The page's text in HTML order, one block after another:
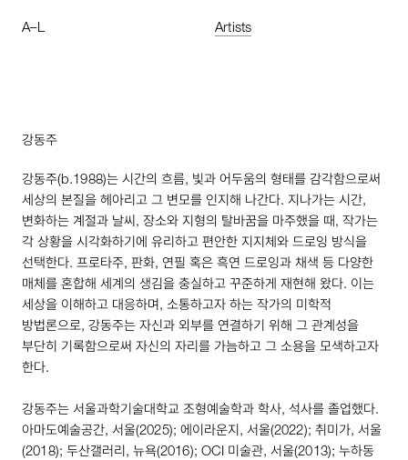
A–L Artists
강동주
강동주(b.1988)는 시간의 흐름, 빛과 어두움의 형태를 감각함으로써
세상의 본질을 헤아리고 그 변모를 인지해 나간다. 지나가는 시간,
변화하는 계절과 날씨, 장소와 지형의 탈바꿈을 마주했을 때, 작가는
각 상황을 시각화하기에 유리하고 편안한 지지체와 드로잉 방식을
선택한다. 프로타주, 판화, 연필 혹은 흑연 드로잉과 채색 등 다양한
매체를 혼합해 세계의 생김을 충실하고 꾸준하게 재현해 왔다. 이는
세상을 이해하고 대응하며, 소통하고자 하는 작가의 미학적
방법론으로, 강동주는 자신과 외부를 연결하기 위해 그 관계성을
부단히 기록함으로써 자신의 자리를 가늠하고 그 소용을 모색하고자
한다.
강동주는 서울과학기술대학교 조형예술학과 학사, 석사를 졸업했다.
아마도예술공간, 서울(2025); 에이라운지, 서울(2022); 취미가, 서울
(2018); 두산갤러리, 뉴욕(2016); OCI 미술관, 서울(2013); 누하동